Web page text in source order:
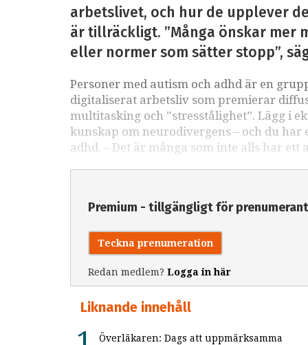
arbetslivet, och hur de upplever
är tillräckligt. ”Många önskar mer
eller normer som sätter stopp”,
Personer med autism och adhd är en
digitaliserat arbetsliv som premierar
multitasking och ”stresstålighet”. Lägg i
kunskap om neurodivergens – och du
adhd. – Det är många som inte alls har ett
Premium - tillgängligt för
Teckna prenumeration
Redan medlem? Logga in här
Liknande innehåll
Överläkaren: Dags att uppmärksamma